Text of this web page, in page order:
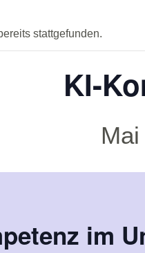
stattgefunden.
KI-
im